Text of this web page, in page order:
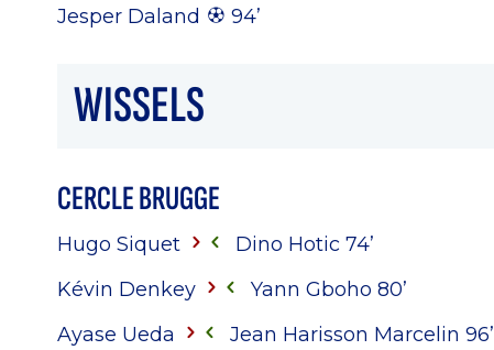
Jesper Daland
94’
WISSELS
CERCLE BRUGGE
Hugo Siquet
Dino Hotic 74’
Kévin Denkey
Yann Gboho 80’
Ayase Ueda
Jean Harisson Marcelin 96’